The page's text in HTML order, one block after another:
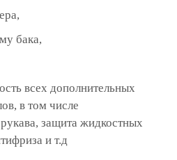
бака,
всех дополнительных
в том числе
защита жидкостных
и т.д